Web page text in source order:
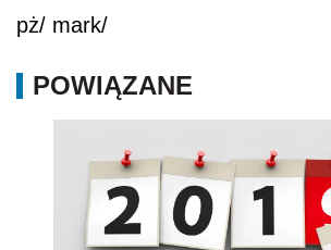
pż/ mark/
POWIĄZANE